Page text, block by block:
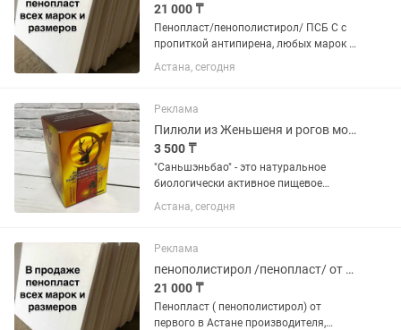
21 000 ₸
Пенопласт/пенополистирол/ ПСБ С с
пропиткой антипирена, любых марок и
размеров для утепления и шумо
изоляции стен, потолков, Сендвич
огнестойкий. Сертификат,...
Астана, сегодня
Реклама
Пилюли из Женьшеня и рогов молодого оленя для укрепления почек Саньшэньбао
3 500 ₸
"Саньшэньбао" - это натуральное
биологически активное пищевое
добавление, состоящее из шариков,
содержащих экстракт из женьшеня и
это эффективное комплексное...
Астана, сегодня
Реклама
пенополистирол /пенопласт/ от производителя
21 000 ₸
Пенопласт ( пенополистирол) от
первого в Астане производителя,